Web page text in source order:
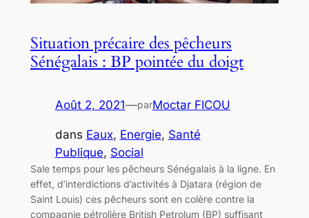
Situation précaire des pêcheurs
Sénégalais : BP pointée du doigt
Août 2, 2021—parMoctar FICOU
dans Eaux, Energie, Santé
Publique, Social
Sale temps pour les pêcheurs Sénégalais à la ligne. En
effet, d’interdictions d’activités à Djatara (région de
Saint Louis) ces pêcheurs sont en colère contre la
compagnie pétrolière British Petrolum (BP) suffisant